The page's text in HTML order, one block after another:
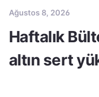
Ağustos 8, 2026
Haftalık
altın sert